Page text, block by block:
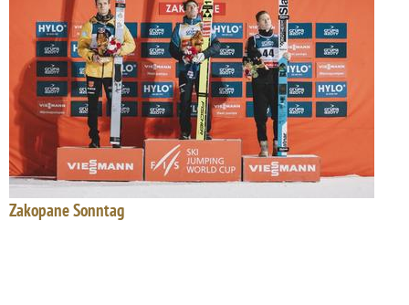
Zakopane Sonntag